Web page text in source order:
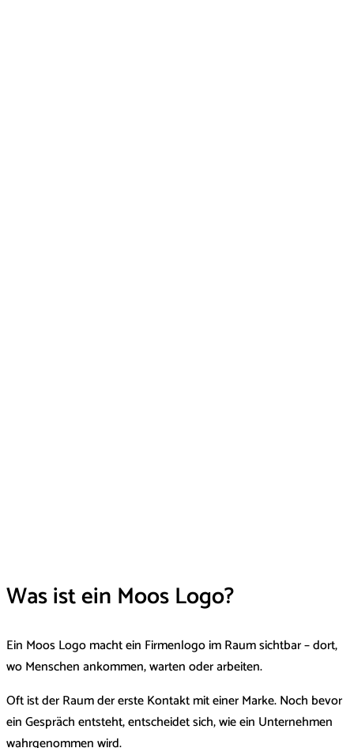
Was ist ein Moos Logo?
Ein Moos Logo macht ein Firmenlogo im Raum sichtbar – dort,
wo Menschen ankommen, warten oder arbeiten.
Oft ist der Raum der erste Kontakt mit einer Marke. Noch bevor
ein Gespräch entsteht, entscheidet sich, wie ein Unternehmen